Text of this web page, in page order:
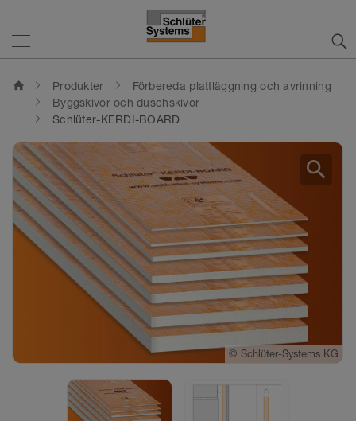
home Produkter
Förbereda plattläggning och avrinning
Byggskivor och duschskivor
Schlüter-KERDI-BOARD
© Schlüter-Systems KG
© Schlüter-Systems KG
search